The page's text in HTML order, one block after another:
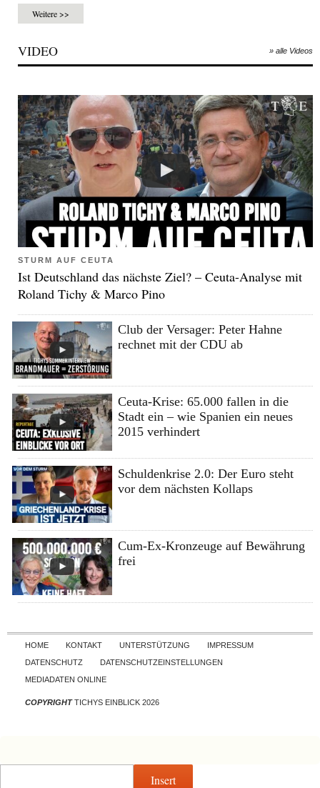
Weitere >>
VIDEO » alle Videos
STURM AUF CEUTA
Ist Deutschland das nächste Ziel? – Ceuta-Analyse mit
Roland Tichy & Marco Pino
Club der Versager: Peter Hahne
rechnet mit der CDU ab
Ceuta-Krise: 65.000 fallen in die
Stadt ein – wie Spanien ein neues
2015 verhindert
Schuldenkrise 2.0: Der Euro steht
vor dem nächsten Kollaps
Cum-Ex-Kronzeuge auf Bewährung
frei
Skip to content
HOME KONTAKT UNTERSTÜTZUNG
IMPRESSUM
DATENSCHUTZ
DATENSCHUTZEINSTELLUNGEN
MEDIADATEN ONLINE
COPYRIGHTTICHYS EINBLICK 2026
Insert